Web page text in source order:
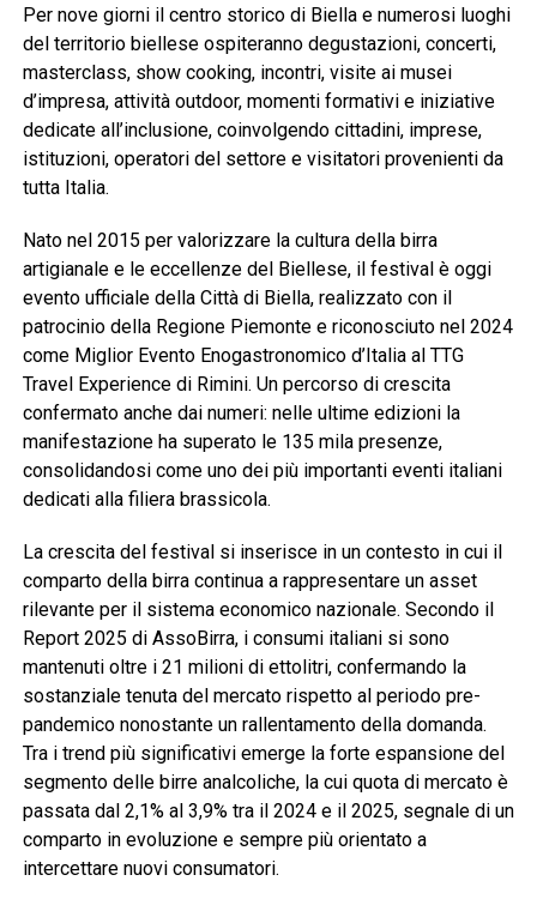
Per nove giorni il centro storico di Biella e numerosi luoghi
del territorio biellese ospiteranno degustazioni, concerti,
masterclass, show cooking, incontri, visite ai musei
d’impresa, attività outdoor, momenti formativi e iniziative
dedicate all’inclusione, coinvolgendo cittadini, imprese,
istituzioni, operatori del settore e visitatori provenienti da
tutta Italia.
Nato nel 2015 per valorizzare la cultura della birra
artigianale e le eccellenze del Biellese, il festival è oggi
evento ufficiale della Città di Biella, realizzato con il
patrocinio della Regione Piemonte e riconosciuto nel 2024
come Miglior Evento Enogastronomico d’Italia al TTG
Travel Experience di Rimini. Un percorso di crescita
confermato anche dai numeri: nelle ultime edizioni la
manifestazione ha superato le 135 mila presenze,
consolidandosi come uno dei più importanti eventi italiani
dedicati alla filiera brassicola.
La crescita del festival si inserisce in un contesto in cui il
comparto della birra continua a rappresentare un asset
rilevante per il sistema economico nazionale. Secondo il
Report 2025 di AssoBirra, i consumi italiani si sono
mantenuti oltre i 21 milioni di ettolitri, confermando la
sostanziale tenuta del mercato rispetto al periodo pre-
pandemico nonostante un rallentamento della domanda.
Tra i trend più significativi emerge la forte espansione del
segmento delle birre analcoliche, la cui quota di mercato è
passata dal 2,1% al 3,9% tra il 2024 e il 2025, segnale di un
comparto in evoluzione e sempre più orientato a
intercettare nuovi consumatori.